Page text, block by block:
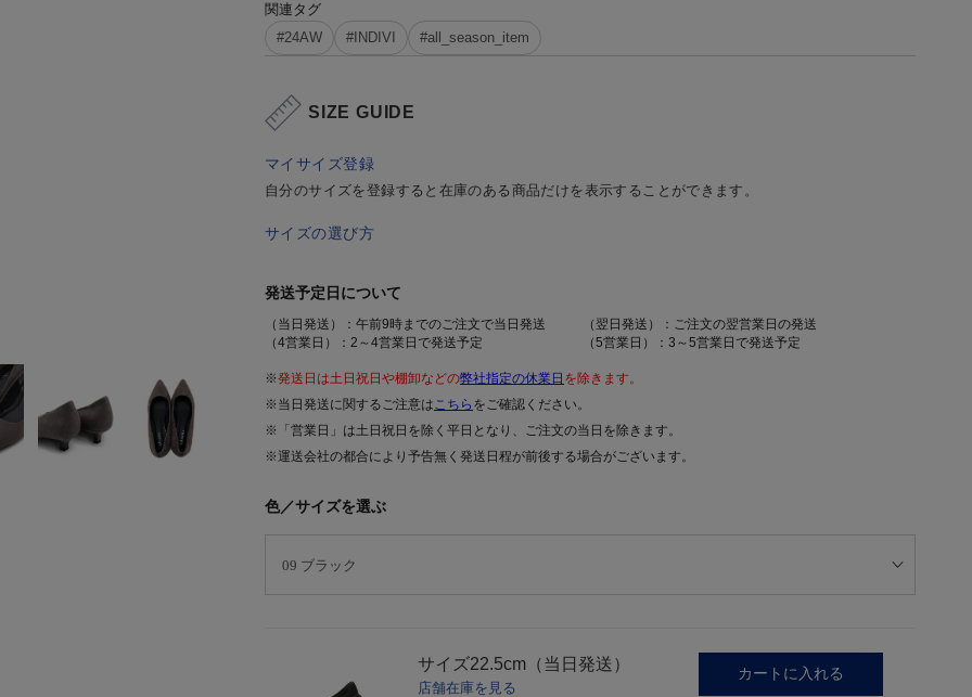
関連タグ
#24AW
#INDIVI #all_season_item
SIZE GUIDE
マイサイズ登録
自分のサイズを登録すると在庫のある商品だけを表示することができます。
サイズの選び方
発送予定日について
（当日発送）：午前9時までのご注文で当日発送
（翌日発送）：ご注文の翌営業日の発送
（4営業日）：2～4営業日で発送予定
（5営業日）：3～5営業日で発送予定
※発送日は土日祝日や棚卸などの弊社指定の休業日 を除きます。
※当日発送に関するご注意はこちら をご確認ください。
※「営業日」は土日祝日を除く平日となり、ご注文の当日を除きます。
※運送会社の都合により予告無く発送日程が前後する場合がございます。
色／サイズを選ぶ
サイズ22.5cm（当日発送）
店舗在庫を見る
カートに入れる